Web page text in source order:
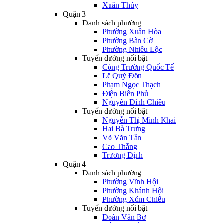
Xuân Thủy
Quận 3
Danh sách phường
Phường Xuân Hòa
Phường Bàn Cờ
Phường Nhiêu Lộc
Tuyến đường nổi bật
Công Trường Quốc Tế
Lê Quý Đôn
Phạm Ngọc Thạch
Điện Biên Phủ
Nguyễn Đình Chiểu
Tuyến đường nổi bật
Nguyễn Thị Minh Khai
Hai Bà Trưng
Võ Văn Tần
Cao Thắng
Trương Định
Quận 4
Danh sách phường
Phường Vĩnh Hội
Phường Khánh Hội
Phường Xóm Chiếu
Tuyến đường nổi bật
Đoàn Văn Bơ